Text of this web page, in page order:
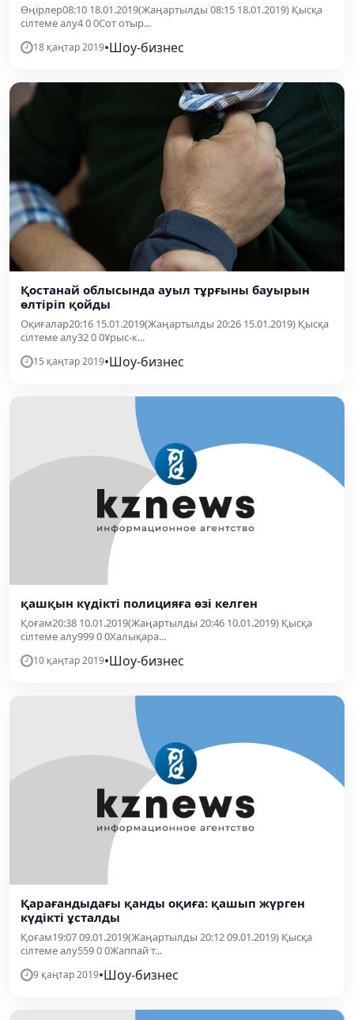
Өңірлер08:10 18.01.2019(Жаңартылды 08:15 18.01.2019) Қысқа
сілтеме алу4 0 0Сот отыр...
18 қаңтар 2019•Шоу-бизнес
Қостанай облысында ауыл тұрғыны бауырын
өлтіріп қойды
Оқиғалар20:16 15.01.2019(Жаңартылды 20:26 15.01.2019) Қысқа
сілтеме алу32 0 0Ұрыс-к...
15 қаңтар 2019•Шоу-бизнес
қашқын күдікті полицияға өзі келген
Қоғам20:38 10.01.2019(Жаңартылды 20:46 10.01.2019) Қысқа
сілтеме алу999 0 0Халықара...
10 қаңтар 2019•Шоу-бизнес
Қарағандыдағы қанды оқиға: қашып жүрген
күдікті ұсталды
Қоғам19:07 09.01.2019(Жаңартылды 20:12 09.01.2019) Қысқа
сілтеме алу559 0 0Жаппай т...
9 қаңтар 2019•Шоу-бизнес